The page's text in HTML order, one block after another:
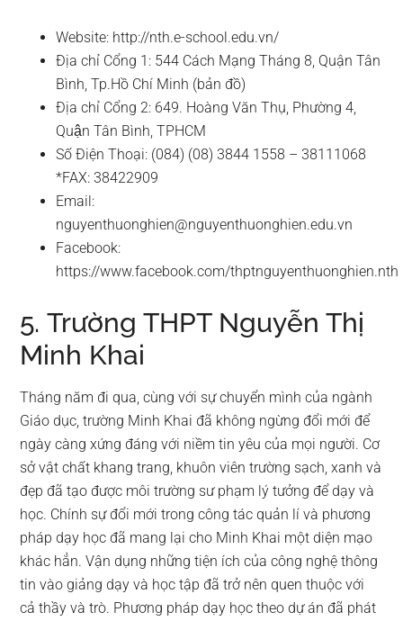
Website: http://nth.e-school.edu.vn/
Địa chỉ Cổng 1: 544 Cách Mạng Tháng 8, Quận Tân
Bình, Tp.Hồ Chí Minh (bản đồ)
Địa chỉ Cổng 2: 649. Hoàng Văn Thụ, Phường 4,
Quận Tân Bình, TPHCM
Số Điện Thoại: (084) (08) 3844 1558 – 38111068
*FAX: 38422909
Email:
nguyenthuonghien@nguyenthuonghien.edu.vn
Facebook:
https://www.facebook.com/thptnguyenthuonghien.nth
5. Trường THPT Nguyễn Thị
Minh Khai
Tháng năm đi qua, cùng với sự chuyển mình của ngành
Giáo dục, trường Minh Khai đã không ngừng đổi mới để
ngày càng xứng đáng với niềm tin yêu của mọi người. Cơ
sở vật chất khang trang, khuôn viên trường sạch, xanh và
đẹp đã tạo được môi trường sư phạm lý tưởng để dạy và
học. Chính sự đổi mới trong công tác quản lí và phương
pháp dạy học đã mang lại cho Minh Khai một diện mạo
khác hẳn. Vận dụng những tiện ích của công nghệ thông
tin vào giảng dạy và học tập đã trở nên quen thuộc với
cả thầy và trò. Phương pháp dạy học theo dự án đã phát